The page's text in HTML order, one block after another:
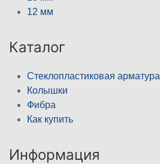
12 мм
Каталог
Стеклопластиковая арматура
Колышки
Фибра
Как купить
Информация